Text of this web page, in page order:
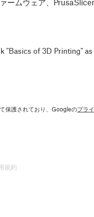
"Basics of 3D Printing"
保護されており、Googleのプラ
規約